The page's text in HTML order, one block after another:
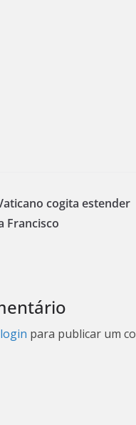
cogita estender
Francisco
login para publicar um